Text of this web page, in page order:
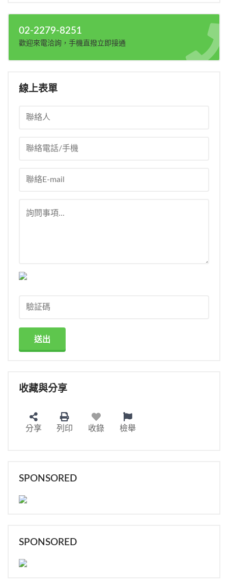
02-2279-8251
歡迎來電洽詢，手機直撥立即接通
線上表單
送出
收藏與分享
分享 列印 收錄 檢舉
SPONSORED
SPONSORED